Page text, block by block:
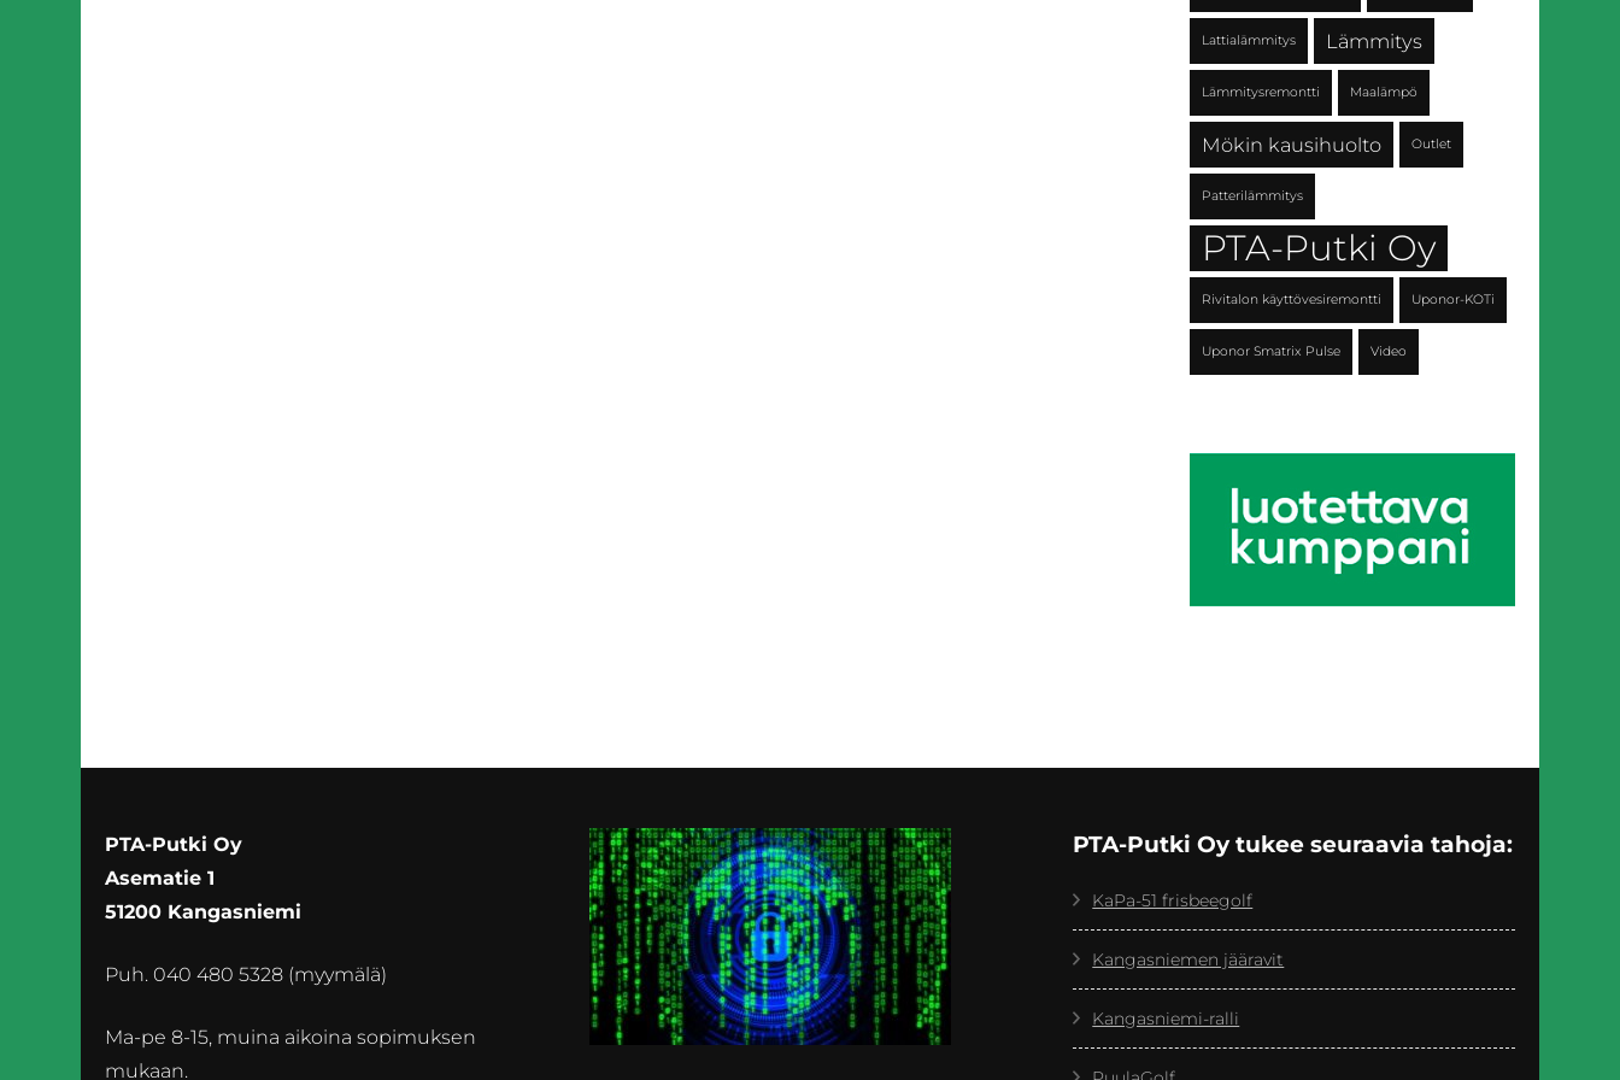
Lattialämmitys Lämmitys
Lämmitysremontti Maalämpö
Mökin kausihuolto Outlet
Patterilämmitys
PTA-Putki Oy
Rivitalon käyttövesiremontti Uponor-KOTi
Uponor Smatrix Pulse Video
PTA-Putki Oy
Asematie 1
51200 Kangasniemi
Puh. 040 480 5328 (myymälä)
Ma-pe 8-15, muina aikoina sopimuksen
mukaan.
PTA-Putki Oy tukee seuraavia tahoja:
KaPa-51 frisbeegolf
Kangasniemen jääravit
Kangasniemi-ralli